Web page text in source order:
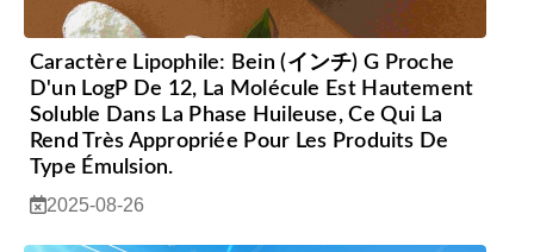
Caractère Lipophile: Bein (インチ) G Proche
D'un LogP De 12, La Molécule Est Hautement
Soluble Dans La Phase Huileuse, Ce Qui La
Rend Très Appropriée Pour Les Produits De
Type Émulsion.
2025-08-26